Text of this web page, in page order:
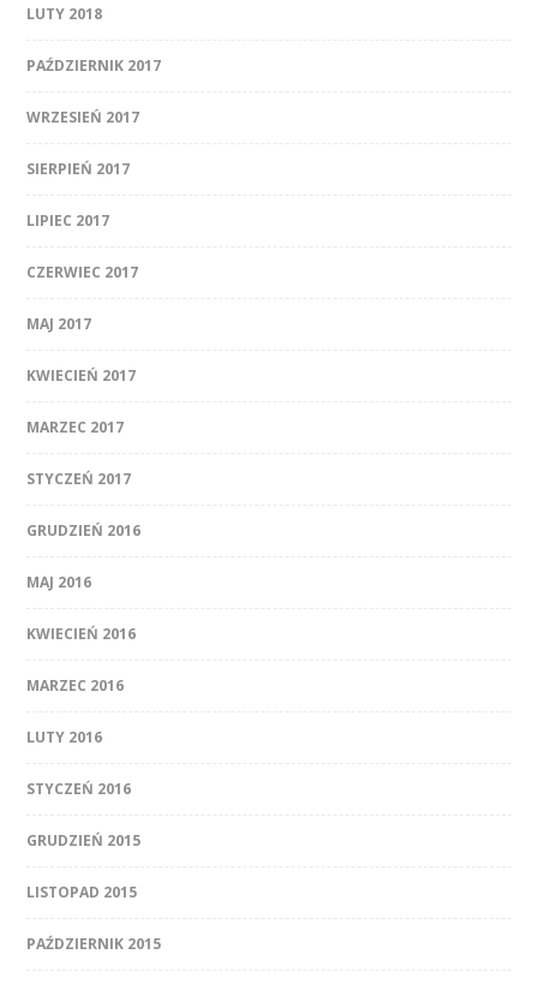
LUTY 2018
PAŹDZIERNIK 2017
WRZESIEŃ 2017
SIERPIEŃ 2017
LIPIEC 2017
CZERWIEC 2017
MAJ 2017
KWIECIEŃ 2017
MARZEC 2017
STYCZEŃ 2017
GRUDZIEŃ 2016
MAJ 2016
KWIECIEŃ 2016
MARZEC 2016
LUTY 2016
STYCZEŃ 2016
GRUDZIEŃ 2015
LISTOPAD 2015
PAŹDZIERNIK 2015